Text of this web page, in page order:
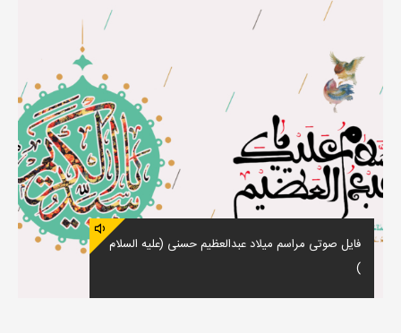
فایل صوتی مراسم میلاد عبدالعظیم حسنی (علیه السلام
)